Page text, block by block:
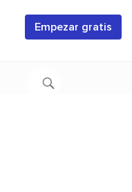
Empezar gratis